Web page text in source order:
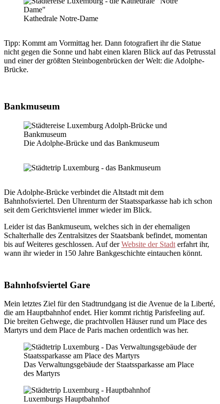
Kathedrale Notre-Dame
Tipp: Kommt am Vormittag her. Dann fotografiert ihr die Statue
nicht gegen die Sonne und habt einen klaren Blick auf das Petrusstal
und einer der größten Steinbogenbrücken der Welt: die Adolphe-
Brücke.
Bankmuseum
Die Adolphe-Brücke und das Bankmuseum
Die Adolphe-Brücke verbindet die Altstadt mit dem
Bahnhofsviertel. Den Uhrenturm der Staatssparkasse hab ich schon
seit dem Gerichtsviertel immer wieder im Blick.
Leider ist das Bankmuseum, welches sich in der ehemaligen
Schalterhalle des Zentralsitzes der Staatsbank befindet, momentan
bis auf Weiteres geschlossen. Auf derWebsite der Stadt erfahrt ihr,
wann ihr wieder in 150 Jahre Bankgeschichte eintauchen könnt.
Bahnhofsviertel Gare
Mein letztes Ziel für den Stadtrundgang ist die Avenue de la Liberté,
die am Hauptbahnhof endet. Hier kommt richtig Parisfeeling auf.
Die breiten Gehwege, die prachtvollen Häuser rund um Place des
Martyrs und dem Place de Paris machen ordentlich was her.
Das Verwaltungsgebäude der Staatssparkasse am Place
des Martyrs
Luxemburgs Hauptbahnhof